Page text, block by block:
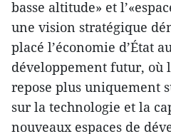
basse altitude» et
une vision stratégique
placé l’économie d’État
développement futur, où
repose plus uniquement
sur la technologie et la
nouveaux espaces de